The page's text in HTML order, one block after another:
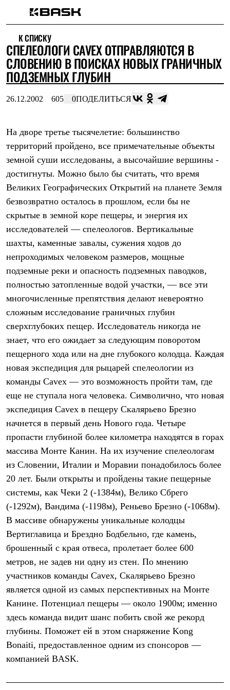
Интернет-магазин
Мужская одежда
Утепленная пухом
Куртки
Брюки
Комбинезоны
Штормовая одежда
Куртки
Софтшелл одежда
Куртки
Брюки
Флисовая одежда
Куртки
Брюки
Термобелье
Теплое термобелье
Легкое термобелье
Лёгкая одежда
Футболки
Толстовки
Брюки
Женская одежда
Утепленная пухом
Куртки
Брюки
Жилеты
Утепленная синтетикой
Брюки
Штормовая одежда
Софтшелл одежда
Куртки
Брюки
Рубашки
Футболки
Брюки
Термобелье
Теплое термобелье
Среднее термобелье
Легкое термобелье
Флисовая одежда
Куртки
Брюки
Детская одежда
Утепленная пухом
Комбинезоны
Куртки
Брюки
Утепленная синтетикой
Комбинезоны
Куртки
Лёгкая одежда
Толстовки
К СПИСКУ
СПЕЛЕОЛОГИ CAVEX ОТПРАВЛЯЮТСЯ В
СЛОВЕНИЮ В ПОИСКАХ НОВЫХ ГРАНИЧНЫХ
ПОДЗЕМНЫХ ГЛУБИН
26.12.2002 605 0ПОДЕЛИТЬСЯ
На дворе третье тысячелетие: большинство
территорий пройдено, все примечательные объекты
земной суши исследованы, а высочайшие вершины -
достигнуты. Можно было бы считать, что время
Великих Географических Открытий на планете Земля
безвозвратно осталось в прошлом, если бы не
скрытые в земной коре пещеры, и энергия их
исследователей — спелеологов. Вертикальные
шахты, каменные завалы, сужения ходов до
непроходимых человеком размеров, мощные
подземные реки и опасность подземных паводков,
полностью затопленные водой участки, — все эти
многочисленные препятствия делают невероятно
сложным исследование граничных глубин
сверхглубоких пещер. Исследователь никогда не
знает, что его ожидает за следующим поворотом
пещерного хода или на дне глубокого колодца. Каждая
новая экспедиция для рыцарей спелеологии из
команды Cavex — это возможность пройти там, где
еще не ступала нога человека. Символично, что новая
экспедиция Cavex в пещеру Скалярьево Брезно
начнется в первый день Нового года. Четыре
пропасти глубиной более километра находятся в горах
массива Монте Канин. На их изучение спелеологам
из Словении, Италии и Моравии понадобилось более
20 лет. Были открыты и пройдены такие пещерные
системы, как Чеки 2 (-1384м), Велико Сбрего
(-1292м), Вандима (-1198м), Реньево Брезно (-1068м).
В массиве обнаружены уникальные колодцы
Вертиглавица и Брездно Бодбельно, где камень,
брошенный с края отвеса, пролетает более 600
метров, не задев ни одну из стен. По мнению
участников команды Cavex, Скалярьево Брезно
является одной из самых перспективных на Монте
Канине. Потенциал пещеры — около 1900м; именно
здесь команда видит шанс побить свой же рекорд
глубины. Поможет ей в этом снаряжение Kong
Bonaiti, предоставленное одним из спонсоров —
компанией BASK.